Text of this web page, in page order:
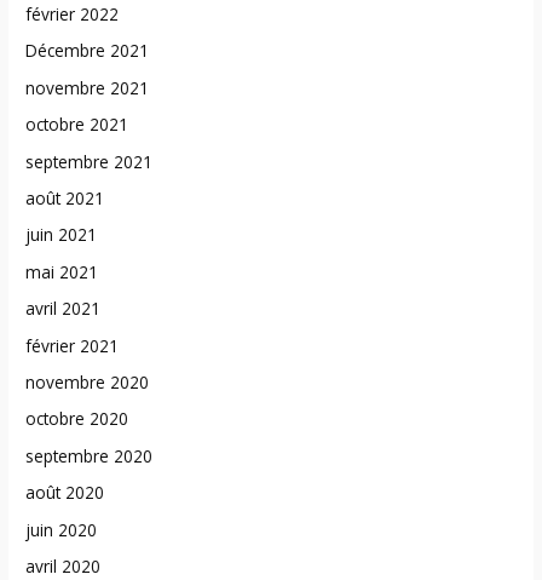
février 2022
Décembre 2021
novembre 2021
octobre 2021
septembre 2021
août 2021
juin 2021
mai 2021
avril 2021
février 2021
novembre 2020
octobre 2020
septembre 2020
août 2020
juin 2020
avril 2020